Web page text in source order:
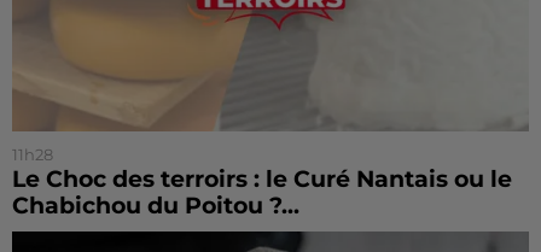
11h28
Le Choc des terroirs : le Curé Nantais ou le
Chabichou du Poitou ?...